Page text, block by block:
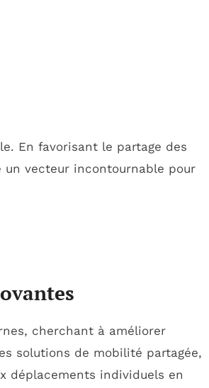
En favorisant le partage des
vecteur incontournable pour
cherchant à améliorer
solutions de mobilité partagée,
déplacements individuels en